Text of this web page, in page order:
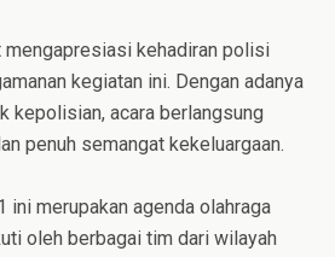
kehadiran polisi
kegiatan ini. Dengan adanya
kepolisian, acara berlangsung
penuh semangat kekeluargaan.
ini merupakan agenda olahraga
oleh berbagai tim dari wilayah